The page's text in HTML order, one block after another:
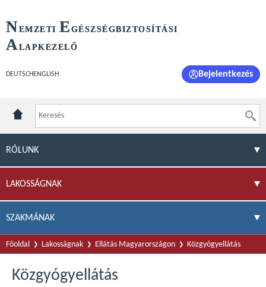
NEMZETI E GÉSZSÉGBIZTOSÍTÁSI
ALAPKEZELŐ
DEUTSCH ENGLISH Bejelentkezés
RÓLUNK
LAKOSSÁGNAK
SZAKMÁNAK
Főoldal Lakosságnak Ellátás Magyarországon Közgyógyellátás
Közgyógyellátás